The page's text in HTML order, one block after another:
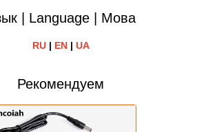
| Language | Мова
RU| EN| UA
Рекомендуем